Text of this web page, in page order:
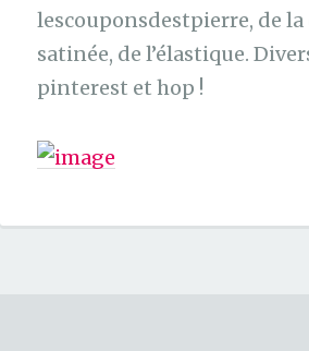
lescouponsdestpierre, de
satinée, de l’élastique.
pinterest et hop !